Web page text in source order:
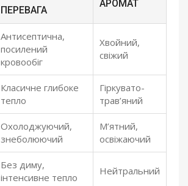
ПЕРЕВАГА
АРОМАТ
Антисептична,
посилений
кровообіг
Хвойний,
свіжий
Класичне глибоке
тепло
Гіркувато-
трав’яний
Охолоджуючий,
знеболюючий
М’ятний,
освіжаючий
Без диму,
інтенсивне тепло
Нейтральний